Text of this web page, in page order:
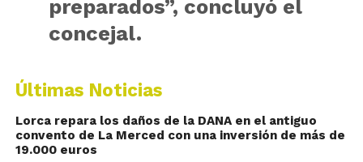
preparados”, concluyó el
concejal.
Últimas Noticias
Lorca repara los daños de la DANA en el antiguo
convento de La Merced con una inversión de más de
19.000 euros